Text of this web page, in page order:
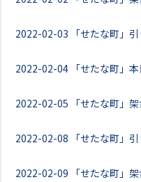
2022-02-03 「せたな町」
2022-02-04 「せたな町」
2022-02-05 「せたな町」
2022-02-08 「せたな町」
2022-02-09 「せたな町」